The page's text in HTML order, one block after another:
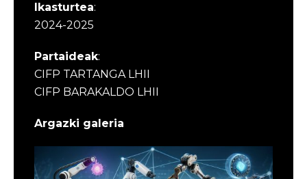
Ikasturtea:
2024-2025
Partaideak:
CIFP TARTANGA LHII
CIFP BARAKALDO LHII
Argazki galeria